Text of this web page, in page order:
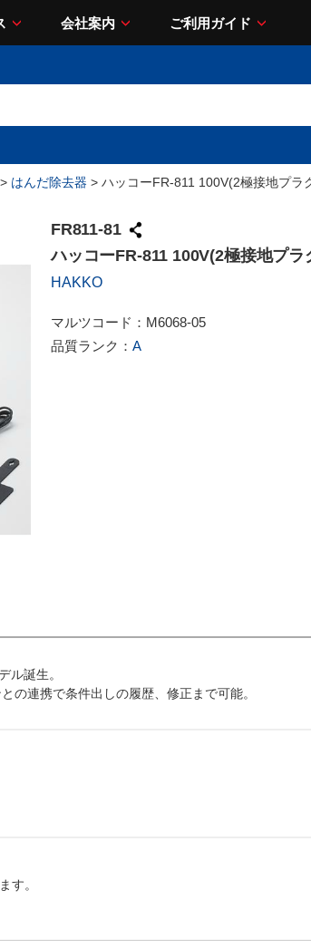
会社案内 ご利用ガイド
> はんだ除去器 > ハッコーFR-811 100V(2極接地プラ
FR811-81
ハッコーFR-811 100V(2極接地プラ
HAKKO
マルツコード： M6068-05
品質ランク： A
ル誕生。
の連携で条件出しの履歴、修正まで可能。
す。